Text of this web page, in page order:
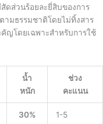
ดส่วนร้อยละยี่สิบของการ
มธรรมชาติโดยไม่ทิ้งสาร
ญโดยเฉพาะสำหรับการใช้
น้ำ
หนัก
ช่วง
คะแนน
30% 1-5